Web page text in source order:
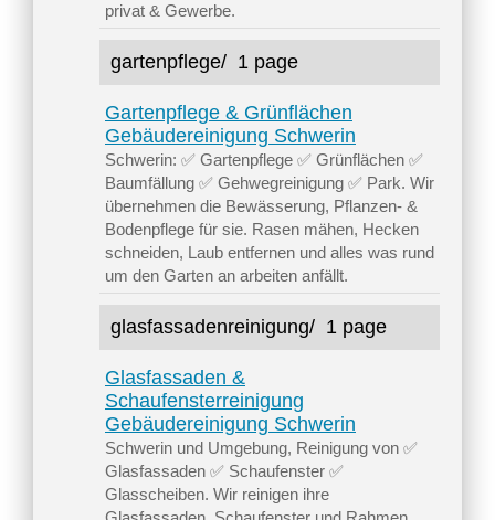
privat & Gewerbe.
gartenpflege/ 1 page
Gartenpflege & Grünflächen
Gebäudereinigung Schwerin
Schwerin: ✅ Gartenpflege ✅ Grünflächen ✅
Baumfällung ✅ Gehwegreinigung ✅ Park. Wir
übernehmen die Bewässerung, Pflanzen- &
Bodenpflege für sie. Rasen mähen, Hecken
schneiden, Laub entfernen und alles was rund
um den Garten an arbeiten anfällt.
glasfassadenreinigung/ 1 page
Glasfassaden &
Schaufensterreinigung
Gebäudereinigung Schwerin
Schwerin und Umgebung, Reinigung von ✅
Glasfassaden ✅ Schaufenster ✅
Glasscheiben. Wir reinigen ihre